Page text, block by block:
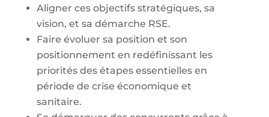
Aligner ces objectifs stratégiques, sa
vision, et sa démarche RSE.
Faire évoluer sa position et son
positionnement en redéfinissant les
priorités des étapes essentielles en
période de crise économique et
sanitaire.